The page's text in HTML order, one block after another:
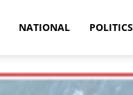
NATIONAL POLITICS